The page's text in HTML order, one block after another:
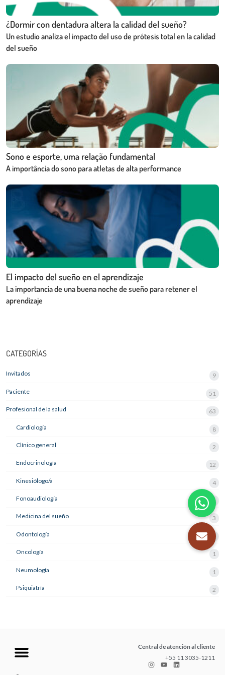
¿Dormir con dentadura altera la calidad del sueño?
Un estudio analiza el impacto del uso de prótesis total en la calidad
del sueño
Sono e esporte, uma relação fundamental
A importância do sono para atletas de alta performance
El impacto del sueño en el aprendizaje
La importancia de una buena noche de sueño para retener el
aprendizaje
CATEGORÍAS
Invitados 9
Paciente 51
Profesional de la salud 63
Cardiología 8
Clínico general 2
Endocrinología 12
Kinesiólogo/a 4
Fonoaudiología 1
Medicina del sueño 3
Odontología 21
Oncología 1
Neumología 1
Psiquiatría 2
Central de atención al cliente
+55 11 3035-1211